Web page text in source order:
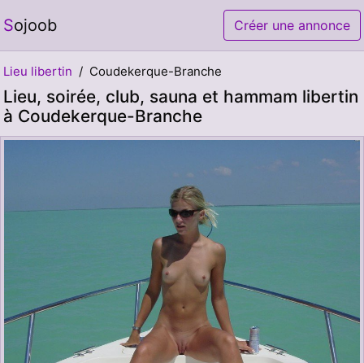
Sojoob Créer une annonce
Lieu libertin Coudekerque-Branche
Lieu, soirée, club, sauna et hammam libertin
à Coudekerque-Branche